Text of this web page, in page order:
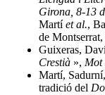
Girona, 8-13
Martíet al.,
de
Guixeras,
Crestià », Mot
Martí,
tradició del